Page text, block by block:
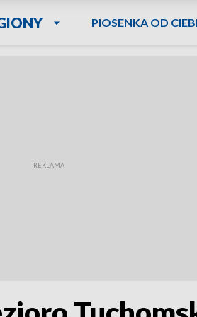
PIOSENKA OD